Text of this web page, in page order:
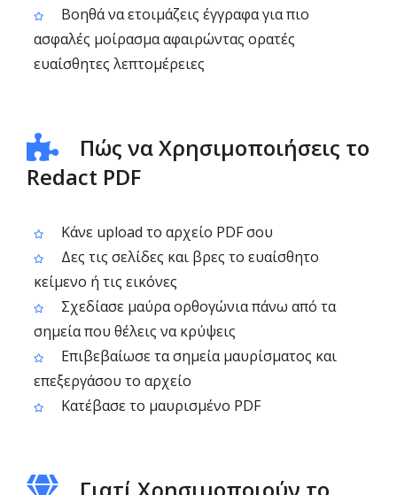
Βοηθά να ετοιμάζεις έγγραφα για πιο
ασφαλές μοίρασμα αφαιρώντας ορατές
ευαίσθητες λεπτομέρειες
Πώς να Χρησιμοποιήσεις το
Redact PDF
Κάνε upload το αρχείο PDF σου
Δες τις σελίδες και βρες το ευαίσθητο
κείμενο ή τις εικόνες
Σχεδίασε μαύρα ορθογώνια πάνω από τα
σημεία που θέλεις να κρύψεις
Επιβεβαίωσε τα σημεία μαυρίσματος και
επεξεργάσου το αρχείο
Κατέβασε το μαυρισμένο PDF